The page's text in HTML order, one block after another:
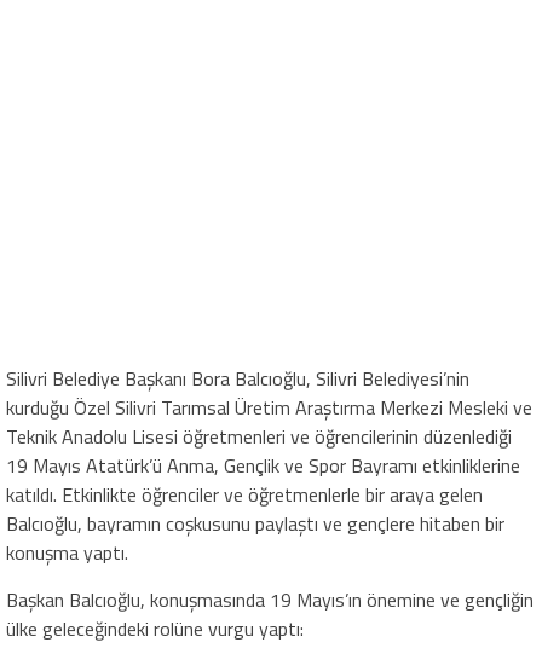
Silivri Belediye Başkanı Bora Balcıoğlu, Silivri Belediyesi’nin
kurduğu Özel Silivri Tarımsal Üretim Araştırma Merkezi Mesleki ve
Teknik Anadolu Lisesi öğretmenleri ve öğrencilerinin düzenlediği
19 Mayıs Atatürk’ü Anma, Gençlik ve Spor Bayramı etkinliklerine
katıldı. Etkinlikte öğrenciler ve öğretmenlerle bir araya gelen
Balcıoğlu, bayramın coşkusunu paylaştı ve gençlere hitaben bir
konuşma yaptı.
Başkan Balcıoğlu, konuşmasında 19 Mayıs’ın önemine ve gençliğin
ülke geleceğindeki rolüne vurgu yaptı: